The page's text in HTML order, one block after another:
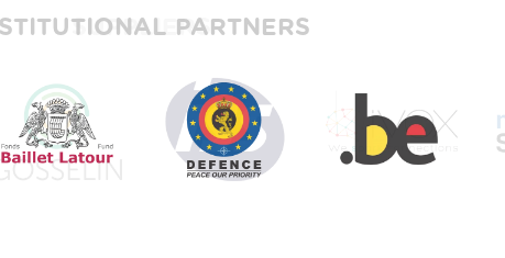
PARTNERS